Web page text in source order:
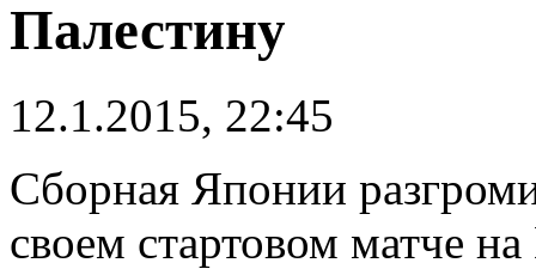
Палестину
12.1.2015, 22:45
Сборная Японии
своем стартовом матче